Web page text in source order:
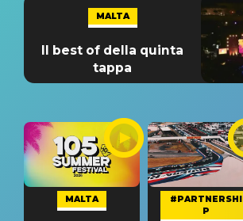
MALTA
Il best of della quinta
tappa
MALTA
#PARTNERSHI
P